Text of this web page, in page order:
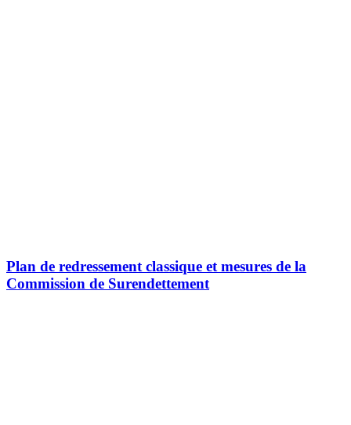
Plan de redressement classique et mesures de la
Commission de Surendettement